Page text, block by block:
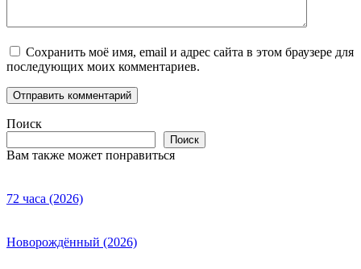
Сохранить моё имя, email и адрес сайта в этом браузере для
последующих моих комментариев.
Поиск
Поиск
Вам также может понравиться
72 часа (2026)
Новорождённый (2026)